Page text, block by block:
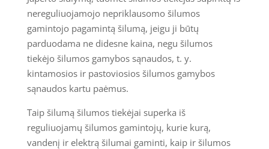
nereguliuojamojo nepriklausomo šilumos
gamintojo pagamintą šilumą, jeigu ji būtų
parduodama ne didesne kaina, negu šilumos
tiekėjo šilumos gamybos sąnaudos, t. y.
kintamosios ir pastoviosios šilumos gamybos
sąnaudos kartu paėmus.
Taip šilumą šilumos tiekėjai superka iš
reguliuojamų šilumos gamintojų, kurie kurą,
vandenį ir elektrą šilumai gaminti, kaip ir šilumos